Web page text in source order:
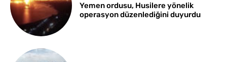
Yemen ordusu, Husilere yönelik
operasyon düzenlediğini duyurdu